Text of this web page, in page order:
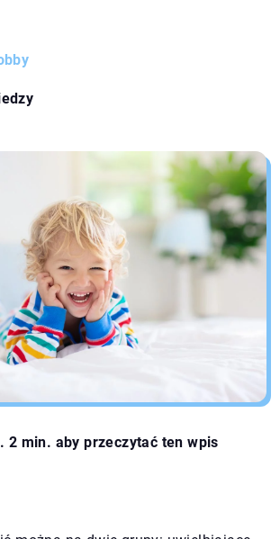
2 min. aby przeczytać ten wpis